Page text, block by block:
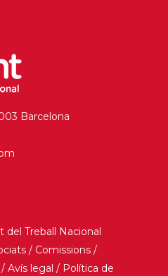
Barcelona
Treball Nacional
/ Comissions/
/ Avís legal / Política de